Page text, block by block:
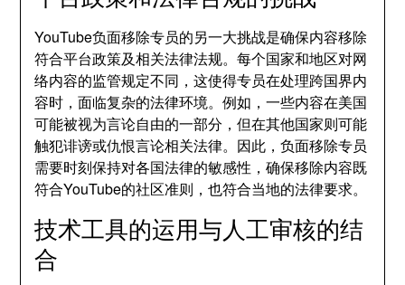
YouTube负面移除专员的另一大挑战是确保内容移除
符合平台政策及相关法律法规。每个国家和地区对网
络内容的监管规定不同，这使得专员在处理跨国界内
容时，面临复杂的法律环境。例如，一些内容在美国
可能被视为言论自由的一部分，但在其他国家则可能
触犯诽谤或仇恨言论相关法律。因此，负面移除专员
需要时刻保持对各国法律的敏感性，确保移除内容既
符合YouTube的社区准则，也符合当地的法律要求。
技术工具的运用与人工审核的结
合